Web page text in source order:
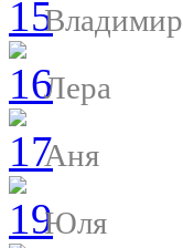
Владимир
Лера
Аня
Юля